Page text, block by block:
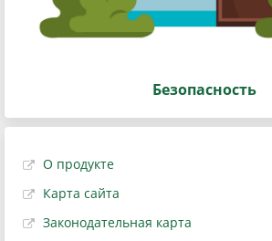
Безопасность
О продукте
Карта сайта
Законодательная карта